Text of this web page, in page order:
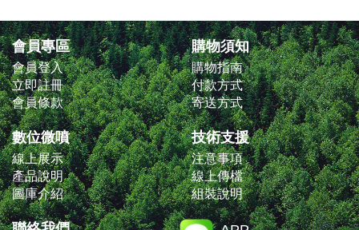
會員專區
會員登入
立即註冊
會員條款
購物須知
購物指南
付款方式
寄送方式
數位微噴
線上展示
產品說明
圖庫介紹
技術支援
注意事項
線上傳檔
組裝說明